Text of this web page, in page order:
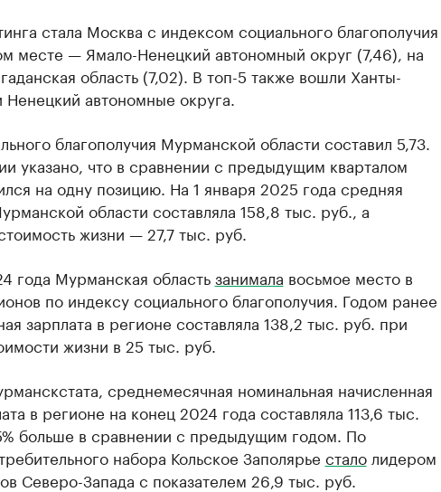
стала Москва с индексом социального благополучия
месте — Ямало-Ненецкий автономный округ (7,46), на
область (7,02). В топ-5 также вошли Ханты-
автономные округа.
благополучия Мурманской области составил 5,73.
указано, что в сравнении с предыдущим кварталом
на одну позицию. На 1 января 2025 года средняя
области составляла 158,8 тыс. руб., а
жизни — 27,7 тыс. руб.
года Мурманская областьзанимала восьмое место в
по индексу социального благополучия. Годом ранее
зарплата в регионе составляла 138,2 тыс. руб. при
жизни в 25 тыс. руб.
среднемесячная номинальная начисленная
в регионе на конец 2024 года составляла 113,6 тыс.
больше в сравнении с предыдущим годом. По
набора Кольское Заполярье сталолидером
Северо-Запада с показателем 26,9 тыс. руб.